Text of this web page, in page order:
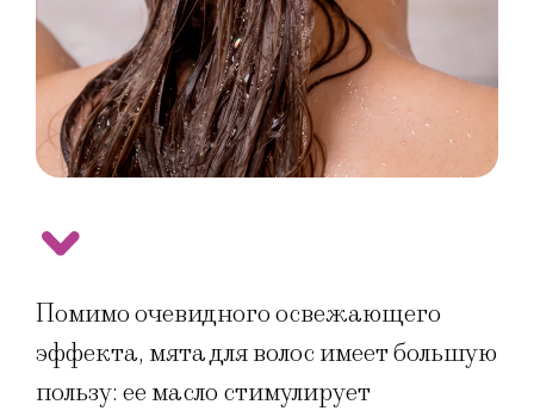
Помимо очевидного освежающего
эффекта, мята для волос имеет большую
пользу: ее масло стимулирует